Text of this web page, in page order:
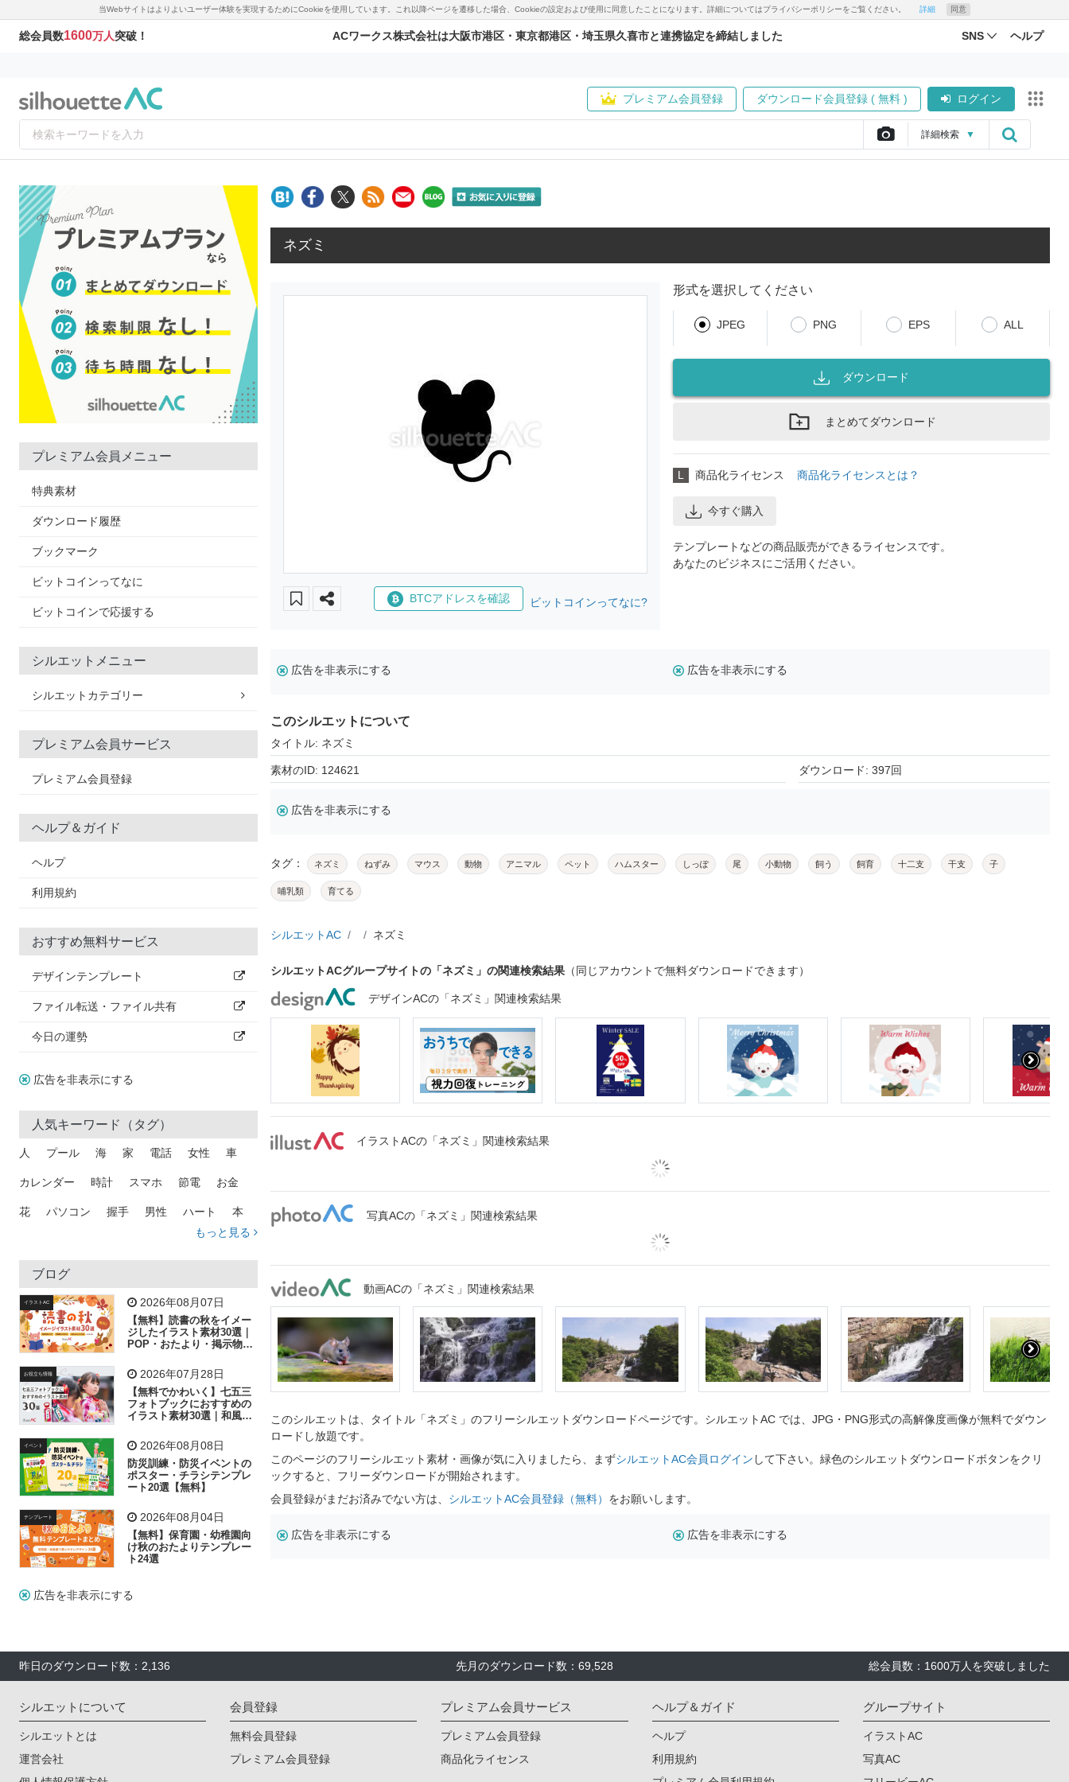
当Webサイトはよりよいユーザー体験を実現するためにCookieを使用しています。これ以降ページを遷移した場合、Cookieの設定および使用に同意したことになります。詳細についてはプライバシーポリシーをご覧ください。 詳細 同意
総会員数1600万人突破！ ACワークス株式会社は大阪市港区・東京都港区・埼玉県久喜市と連携協定を締結しました SNS ヘルプ
プレミアム会員登録 ダウンロード会員登録 ( 無料 ) ログイン
詳細検索 ▼
プレミアム会員メニュー
特典素材
ダウンロード履歴
ブックマーク
ビットコインってなに
ビットコインで応援する
シルエットメニュー
シルエットカテゴリー
プレミアム会員サービス
プレミアム会員登録
ヘルプ＆ガイド
ヘルプ
利用規約
おすすめ無料サービス
デザインテンプレート
ファイル転送・ファイル共有
今日の運勢
広告を非表示にする
人気キーワード（タグ）
人 プール 海 家 電話 女性 車
カレンダー 時計 スマホ 節電 お金
花 パソコン 握手 男性 ハート 本
トラック 木
吹き出し
飛行機 グラフ ビル 魚 家族 書類
歩く 工場 会社 太陽 キラキラ
子供 作業員 葉 相談 ピクトグラム
もっと見る
ブログ
イラストAC 2026年08月07日
【無料】読書の秋をイメー
ジしたイラスト素材30選｜
POP・おたより・掲示物に
お役立ち情報 2026年07月28日
【無料でかわいく】七五三
フォトブックにおすすめの
イラスト素材30選｜和風の
イベント 2026年08月08日
防災訓練・防災イベントの
ポスター・チラシテンプレ
ート20選【無料】
テンプレート 2026年08月04日
【無料】保育園・幼稚園向
け秋のおたよりテンプレー
ト24選
広告を非表示にする
ネズミ
BTCアドレスを確認 ビットコインってなに?
形式を選択してください
JPEG PNG EPS ALL
ダウンロード
まとめてダウンロード
L 商品化ライセンス 商品化ライセンスとは？
今すぐ購入
テンプレートなどの商品販売ができるライセンスです。
あなたのビジネスにご活用ください。
広告を非表示にする 広告を非表示にする
このシルエットについて
タイトル: ネズミ
素材のID: 124621 ダウンロード: 397回
広告を非表示にする
タグ： ネズミ ねずみ マウス 動物 アニマル ペット ハムスター しっぽ 尾 小動物 飼う 飼育 十二支 干支 子
哺乳類 育てる
シルエットAC ネズミ
シルエットACグループサイトの「ネズミ」の関連検索結果 （同じアカウントで無料ダウンロードできます）
デザインACの「ネズミ」関連検索結果
イラストACの「ネズミ」関連検索結果
写真ACの「ネズミ」関連検索結果
動画ACの「ネズミ」関連検索結果
このシルエットは、タイトル「ネズミ」のフリーシルエットダウンロードページです。シルエットAC では、JPG・PNG形式の高解像度画像が無料でダウン
ロードし放題です。
このページのフリーシルエット素材・画像が気に入りましたら、まずシルエットAC会員ログイン して下さい。緑色のシルエットダウンロードボタンをクリ
ックすると、フリーダウンロードが開始されます。
会員登録がまだお済みでない方は、 シルエットAC会員登録（無料） をお願いします。
広告を非表示にする 広告を非表示にする
昨日のダウンロード数：2,136 先月のダウンロード数：69,528 総会員数：1600万人を突破しました
シルエットについて
シルエットとは
運営会社
会員登録
無料会員登録
プレミアム会員登録
プレミアム会員サービス
プレミアム会員登録
商品化ライセンス
ヘルプ＆ガイド
ヘルプ
利用規約
グループサイト
イラストAC
写真AC